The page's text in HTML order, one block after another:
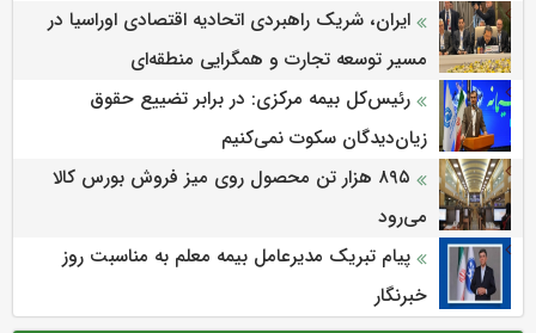
ایران، شریک راهبردی اتحادیه اقتصادی اوراسیا در
مسیر توسعه تجارت و همگرایی منطقه‌ای
رئیس‌کل بیمه مرکزی: در برابر تضییع حقوق
زیان‌دیدگان سکوت نمی‌کنیم
۸۹۵ هزار تن محصول روی میز فروش بورس کالا
می‌‌رود
پیام تبریک مدیرعامل بیمه معلم به مناسبت روز
خبرنگار